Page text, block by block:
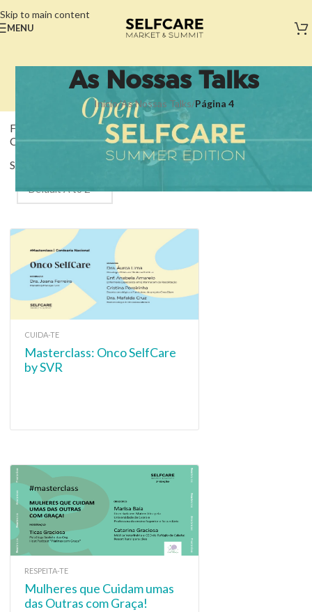
Skip to main content
MENU
As Nossas Talks
Início/As Nossas Talks/Página 4
Filter Courses by
Category:
Sort by:
CUIDA-TE
Masterclass: Onco SelfCare
by SVR
RESPEITA-TE
Mulheres que Cuidam umas
das Outras com Graça!